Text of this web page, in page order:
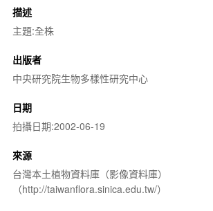
描述
主題:全株
出版者
中央研究院生物多樣性研究中心
日期
拍攝日期:2002-06-19
來源
台灣本土植物資料庫（影像資料庫）
（http://taiwanflora.sinica.edu.tw/）